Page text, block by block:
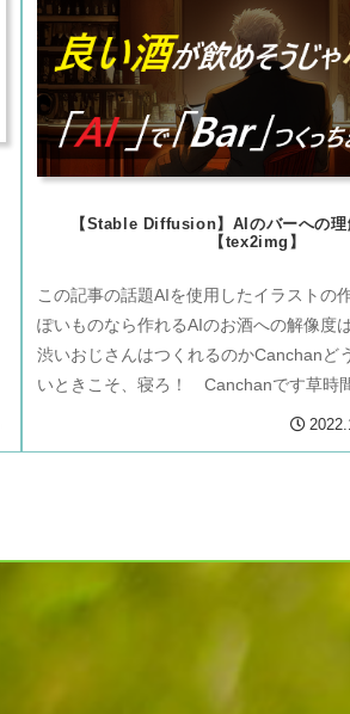
【Stable Diffusion】AIのバーへの理
【tex2img】
この記事の話題AIを使用したイラストの
ぽいものなら作れるAIのお酒への解像度
渋いおじさんはつくれるのかCanchanど
いときこそ、寝ろ！ Canchanです草時